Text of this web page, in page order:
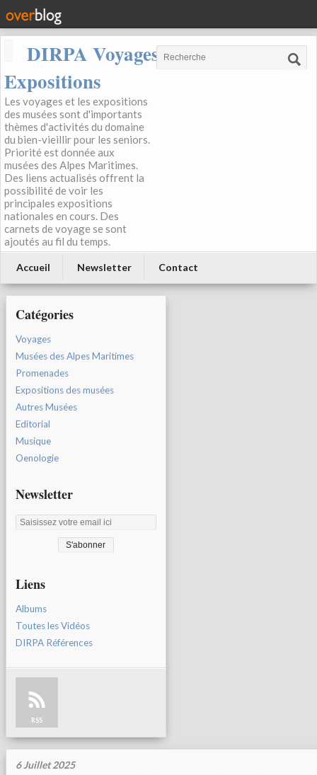
DIRPA Voyages, Musées,
Expositions
Les voyages et les expositions
des musées sont d'importants
thèmes d'activités du domaine
du bien-vieillir pour les seniors.
Priorité est donnée aux
musées des Alpes Maritimes.
Des liens actualisés offrent la
possibilité de voir les
principales expositions
nationales en cours. Des
carnets de voyage se sont
ajoutés au fil du temps.
Accueil Newsletter Contact
Catégories
Voyages
Musées des Alpes Maritimes
Promenades
Expositions des musées
Autres Musées
Editorial
Musique
Oenologie
Newsletter
Liens
Albums
Toutes les Vidéos
DIRPA Références
RSS
6 Juillet 2025